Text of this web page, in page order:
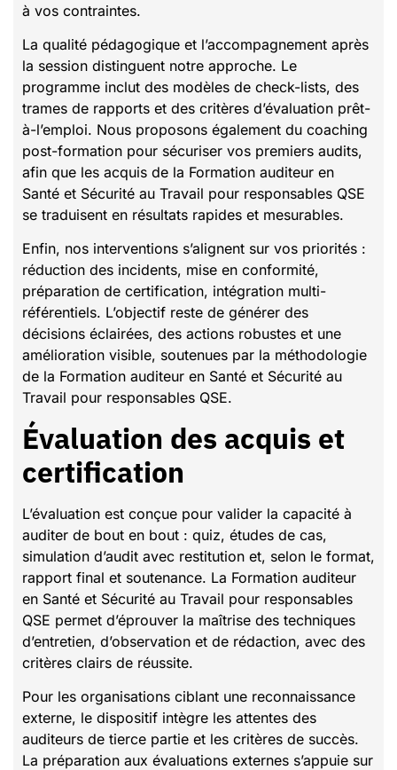
à vos contraintes.
La qualité pédagogique et l’accompagnement après
la session distinguent notre approche. Le
programme inclut des modèles de check-lists, des
trames de rapports et des critères d’évaluation prêt-
à-l’emploi. Nous proposons également du coaching
post-formation pour sécuriser vos premiers audits,
afin que les acquis de la Formation auditeur en
Santé et Sécurité au Travail pour responsables QSE
se traduisent en résultats rapides et mesurables.
Enfin, nos interventions s’alignent sur vos priorités :
réduction des incidents, mise en conformité,
préparation de certification, intégration multi-
référentiels. L’objectif reste de générer des
décisions éclairées, des actions robustes et une
amélioration visible, soutenues par la méthodologie
de la Formation auditeur en Santé et Sécurité au
Travail pour responsables QSE.
Évaluation des acquis et
certification
L’évaluation est conçue pour valider la capacité à
auditer de bout en bout : quiz, études de cas,
simulation d’audit avec restitution et, selon le format,
rapport final et soutenance. La Formation auditeur
en Santé et Sécurité au Travail pour responsables
QSE permet d’éprouver la maîtrise des techniques
d’entretien, d’observation et de rédaction, avec des
critères clairs de réussite.
Pour les organisations ciblant une reconnaissance
externe, le dispositif intègre les attentes des
auditeurs de tierce partie et les critères de succès.
La préparation aux évaluations externes s’appuie sur